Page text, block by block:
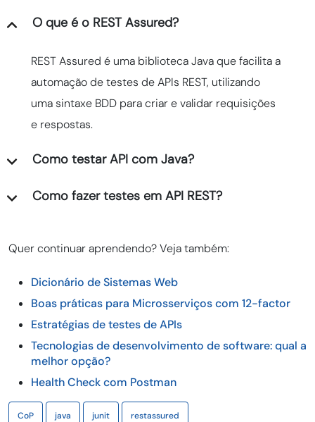
O que é o REST Assured?
REST Assured é uma biblioteca Java que facilita a
automação de testes de APIs REST, utilizando
uma sintaxe BDD para criar e validar requisições
e respostas.
Como testar API com Java?
Como fazer testes em API REST?
Quer continuar aprendendo? Veja também:
Dicionário de Sistemas Web
Boas práticas para Microsserviços com 12-factor
Estratégias de testes de APIs
Tecnologias de desenvolvimento de software: qual a
melhor opção?
Health Check com Postman
CoP java junit restassured